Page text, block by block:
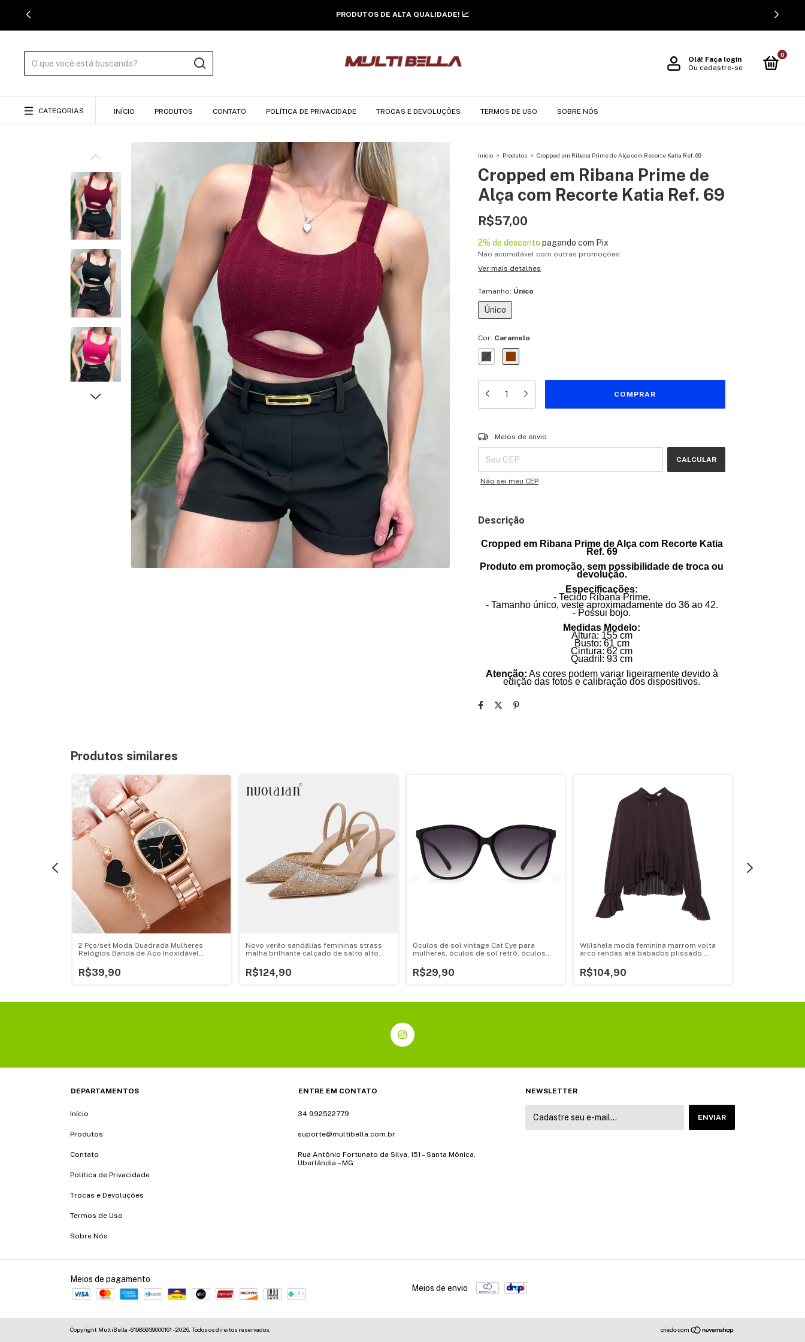
FRETE GRÁTIS SOMENTE HOJE! 🔥
Olá! Faça login
Ou cadastre-se
0
CATEGORIAS INÍCIO PRODUTOS CONTATO POLÍTICA DE PRIVACIDADE TROCAS E DEVOLUÇÕES TERMOS DE USO SOBRE NÓS
Início > Produtos > Cropped em Ribana Prime de Alça com Recorte Katia Ref. 69
Cropped em Ribana Prime de
Alça com Recorte Katia Ref. 69
R$57,00
2% de desconto pagando com Pix
Não acumulável com outras promoções
Ver mais detalhes
Tamanho: Único
Único
Cor: Caramelo
Entregas para o CEP:
Meios de envio
CALCULAR
Não sei meu CEP
Descrição
Cropped em Ribana Prime de Alça com Recorte Katia
Ref. 69
Produto em promoção, sem possibilidade de troca ou
devolução.
Especificações:
- Tecido Ribana Prime.
- Tamanho único, veste aproximadamente do 36 ao 42.
- Possui bojo.
Medidas Modelo:
Altura: 155 cm
Busto: 61 cm
Cintura: 62 cm
Quadril: 93 cm
Atenção: As cores podem variar ligeiramente devido à
edição das fotos e calibração dos dispositivos.
Produtos similares
2 Pçs/set Moda Quadrada Mulheres
Relógios Banda de Aço Inoxidável
de Coração
R$39,90
Novo verão sandálias femininas strass
malha brilhante calçado de salto alto
deslizamento em festa senhora bombas
sapatos
R$124,90
Óculos de sol vintage Cat Eye para
mulheres, óculos de sol retrô, óculos
de marca
R$29,90
Willshela moda feminina marrom volta
arco rendas até babados plissado
feminino chique senhora camisas
R$104,90
DEPARTAMENTOS
Início
Produtos
Contato
Política de Privacidade
Trocas e Devoluções
Termos de Uso
Sobre Nós
ENTRE EM CONTATO
34 992522779
suporte@multibella.com.br
Rua Antônio Fortunato da Silva, 151 – Santa Mônica,
Uberlândia – MG
NEWSLETTER
Meios de pagamento
Meios de envio
Copyright MultiBella - 61986939000161 - 2026. Todos os direitos reservados.